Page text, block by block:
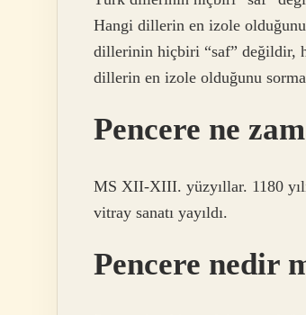
Hangi dillerin en izole
dillerinin hiçbiri “saf” değildir,
dillerin en izole olduğunu
Pencere ne
MS XII-XIII. yüzyıllar. 1180
vitray sanatı yayıldı.
Pencere nedir